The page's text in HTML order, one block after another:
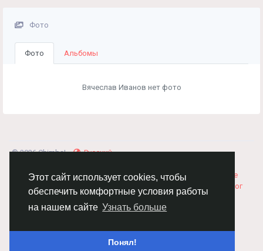
Этот сайт использует cookies, чтобы
обеспечить комфортные условия работы
на нашем сайте Узнать больше
Понял!
Фото
Фото Альбомы
Вячеслав Иванов нет фото
© 2026 Chimba!
Русский
вакансию
Правила размещения статей О нас
Соглашение
Политика Конфиденциальности
Свяжитесь с нами Каталог